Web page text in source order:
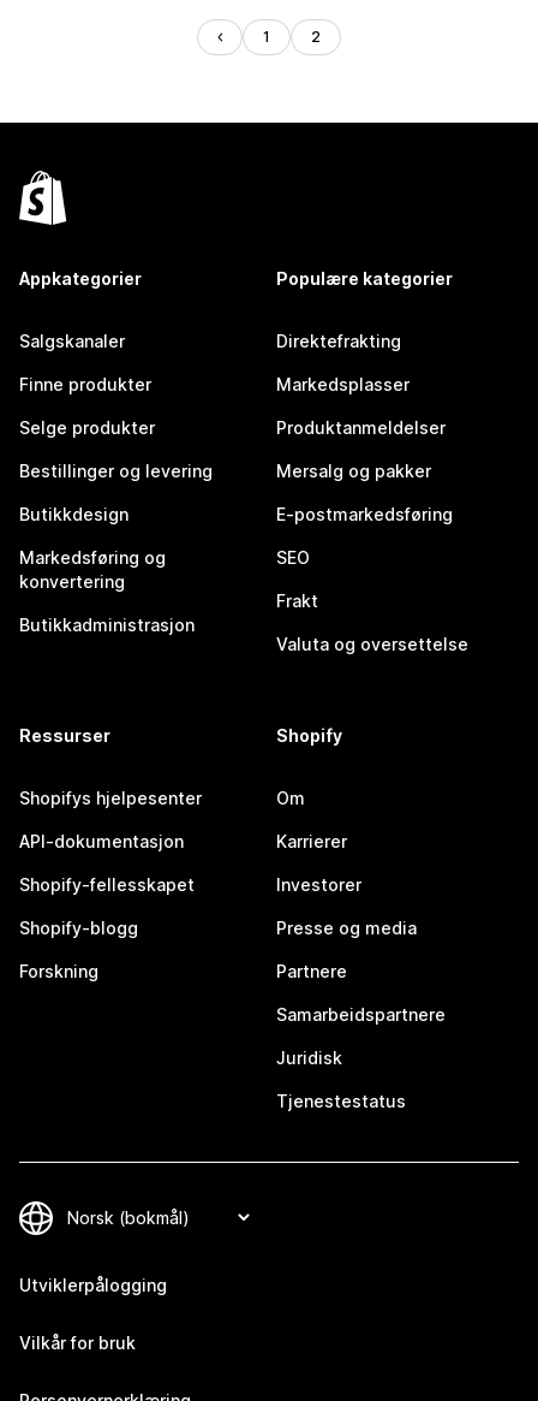
1 2
Appkategorier
Salgskanaler
Finne produkter
Selge produkter
Bestillinger og levering
Butikkdesign
Markedsføring og
konvertering
Butikkadministrasjon
Populære kategorier
Direktefrakting
Markedsplasser
Produktanmeldelser
Mersalg og pakker
E-postmarkedsføring
SEO
Frakt
Valuta og oversettelse
Ressurser
Shopifys hjelpesenter
API-dokumentasjon
Shopify-fellesskapet
Shopify-blogg
Forskning
Shopify
Om
Karrierer
Investorer
Presse og media
Partnere
Samarbeidspartnere
Juridisk
Tjenestestatus
Utviklerpålogging
Vilkår for bruk